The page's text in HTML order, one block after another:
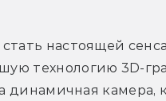
настоящей
технологию 3D-
динамичная камера,